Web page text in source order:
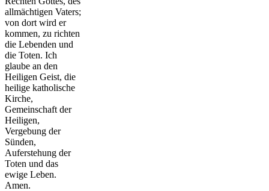
allmächtigen Vaters;
von dort wird er
kommen, zu richten
die Lebenden und
die Toten. Ich
glaube an den
Heiligen Geist, die
heilige katholische
Kirche,
Gemeinschaft der
Heiligen,
Vergebung der
Sünden,
Auferstehung der
Toten und das
ewige Leben.
Amen.